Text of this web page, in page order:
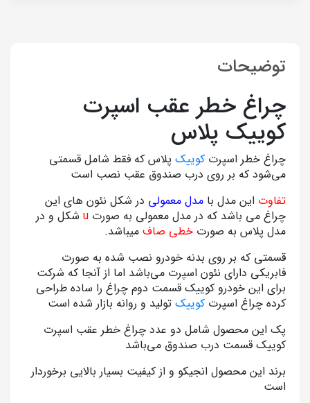
توضیحات
چراغ خطر عقب اسپرت
کوییک پلاس
چراغ خطر اسپرت کوییک پلاس که فقط شامل قسمتی
می‌شود که بر روی درب صندوق عقب نصب است
تفاوت این مدل با مدل معمولی در شکل نئون های این
چراغ می باشد که در مدل معمولی به صورت u شکل و در
مدل پلاس به صورت خطی صاف میباشد.
قسمتی که بر روی بدنه خودرو نصب شده به صورت
فابریکی دارای نئون اسپرت می‌باشد اما از آنجا که شرکت
برای این خودرو کوییک قسمت دوم چراغ را ساده طراحی
کرده چراغ اسپرت کوییک تولید و روانه بازار شده است
پک این محصول شامل دو عدد چراغ خطر عقب اسپرت
کوییک قسمت درب صندوق می‌باشد
برند این محصول انجیکو و از کیفیت بسیار بالایی برخوردار
است